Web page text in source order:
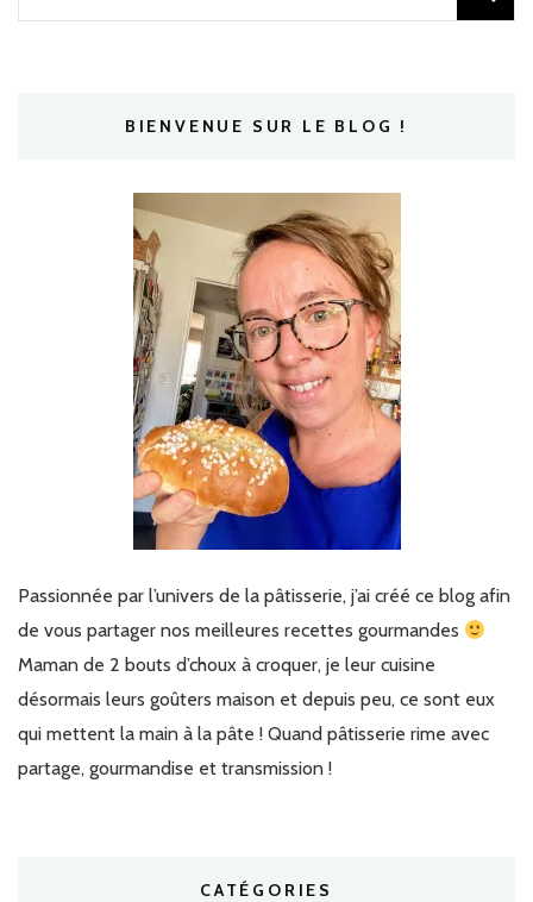
BIENVENUE SUR LE BLOG !
Passionnée par l’univers de la pâtisserie, j’ai créé ce blog afin
de vous partager nos meilleures recettes gourmandes
Maman de 2 bouts d’choux à croquer, je leur cuisine
désormais leurs goûters maison et depuis peu, ce sont eux
qui mettent la main à la pâte ! Quand pâtisserie rime avec
partage, gourmandise et transmission !
CATÉGORIES